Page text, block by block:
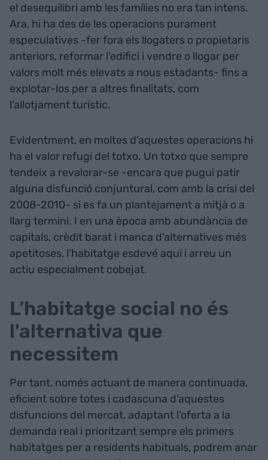
el desequilibri amb les famílies no era tan intens.
Ara, hi ha des de les operacions purament
especulatives -fer fora els llogaters o propietaris
anteriors, reformar l’edifici i vendre o llogar per
valors molt més elevats a nous estadants- fins a
explotar-los per a altres finalitats, com
l’allotjament turístic.
Evidentment, en moltes d’aquestes operacions hi
ha el valor refugi del totxo. Un totxo que sempre
tendeix a revalorar-se -encara que pugui patir
alguna disfunció conjuntural, com amb la crisi del
2008-2010- si es fa un plantejament a mitjà o a
llarg termini. I en una època amb abundància de
capitals, crèdit barat i manca d’alternatives més
apetitoses, l’habitatge esdevé aquí i arreu un
actiu especialment cobejat.
L’habitatge social no és
l'alternativa que
necessitem
Per tant, només actuant de manera continuada,
eficient sobre totes i cadascuna d’aquestes
disfuncions del mercat, adaptant l’oferta a la
demanda real i prioritzant sempre els primers
habitatges per a residents habituals, podrem anar